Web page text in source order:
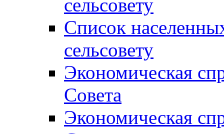
сельсовету
Список
сельсовету
Экономическая
Совета
Экономическая